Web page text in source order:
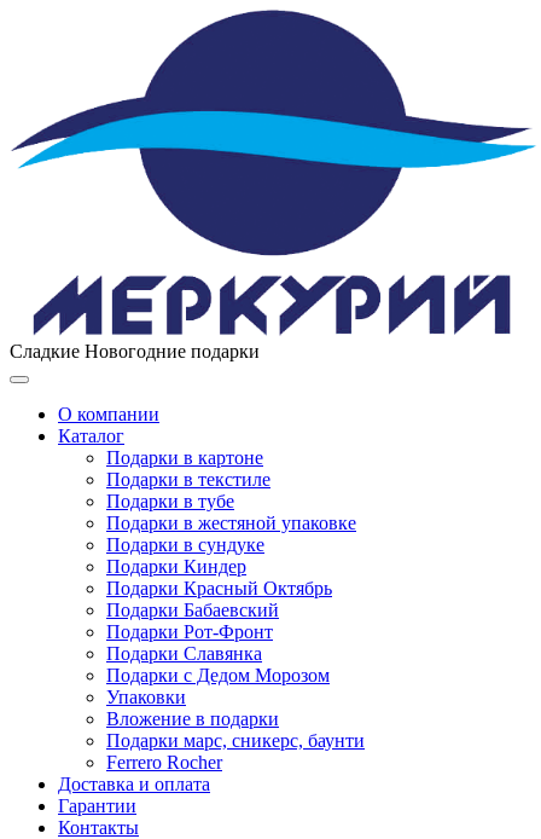
Сладкие Новогодние подарки
Toggle
navigationО компании
Каталог
Подарки в картоне
Подарки в текстиле
Подарки в тубе
Подарки в жестяной упаковке
Подарки в сундуке
Подарки Киндер
Подарки Красный Октябрь
Подарки Бабаевский
Подарки Рот-Фронт
Подарки Славянка
Подарки с Дедом Морозом
Упаковки
Вложение в подарки
Подарки марс, сникерс, баунти
Ferrero Rocher
Доставка и оплата
Гарантии
Контакты